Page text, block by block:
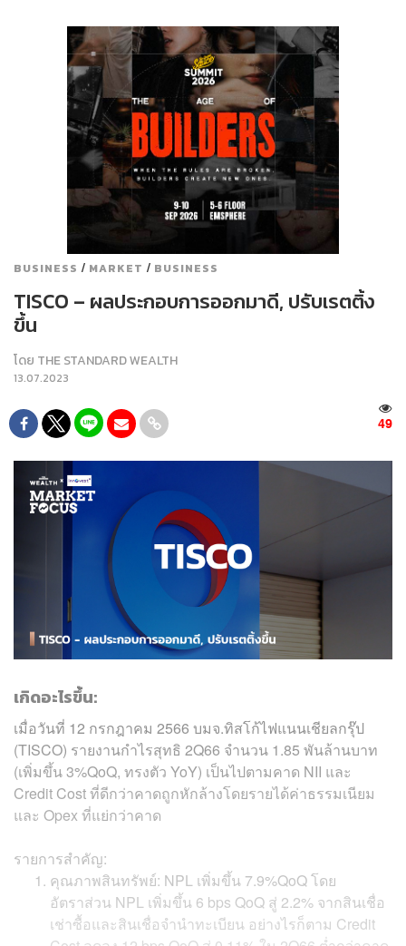
BUSINESS / MARKET / BUSINESS
TISCO – ผลประกอบการออกมาดี, ปรับเรตติ้ง
ขึ้น
โดย THE STANDARD WEALTH
13.07.2023
49
เกิดอะไรขึ้น:
เมื่อวันที่ 12 กรกฎาคม 2566 บมจ.ทิสโก้ไฟแนนเชียลกรุ๊ป
(TISCO) รายงานกำไรสุทธิ 2Q66 จำนวน 1.85 พันล้านบาท
(เพิ่มขึ้น 3%QoQ, ทรงตัว YoY) เป็นไปตามคาด NII และ
Credit Cost ที่ดีกว่าคาดถูกหักล้างโดยรายได้ค่าธรรมเนียม
และ Opex ที่แย่กว่าคาด
รายการสำคัญ:
คุณภาพสินทรัพย์: NPL เพิ่มขึ้น 7.9%QoQ โดย
อัตราส่วน NPL เพิ่มขึ้น 6 bps QoQ สู่ 2.2% จากสินเชื่อ
เช่าซื้อและสินเชื่อจำนำทะเบียน อย่างไรก็ตาม Credit